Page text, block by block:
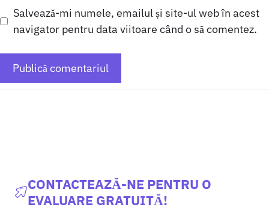
Salvează-mi numele, emailul și site-ul web în acest
navigator pentru data viitoare când o să comentez.
CONTACTEAZĂ-NE PENTRU O
EVALUARE GRATUITĂ!